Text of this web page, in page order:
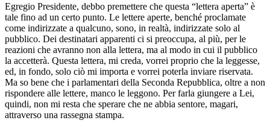
Egregio Presidente, debbo premettere che questa “lettera aperta” è
tale fino ad un certo punto. Le lettere aperte, benché proclamate
come indirizzate a qualcuno, sono, in realtà, indirizzate solo al
pubblico. Dei destinatari apparenti ci si preoccupa, al più, per le
reazioni che avranno non alla lettera, ma al modo in cui il pubblico
la accetterà. Questa lettera, mi creda, vorrei proprio che la leggesse,
ed, in fondo, solo ciò mi importa e vorrei poterla inviare riservata.
Ma so bene che i parlamentari della Seconda Repubblica, oltre a non
rispondere alle lettere, manco le leggono. Per farla giungere a Lei,
quindi, non mi resta che sperare che ne abbia sentore, magari,
attraverso una rassegna stampa.